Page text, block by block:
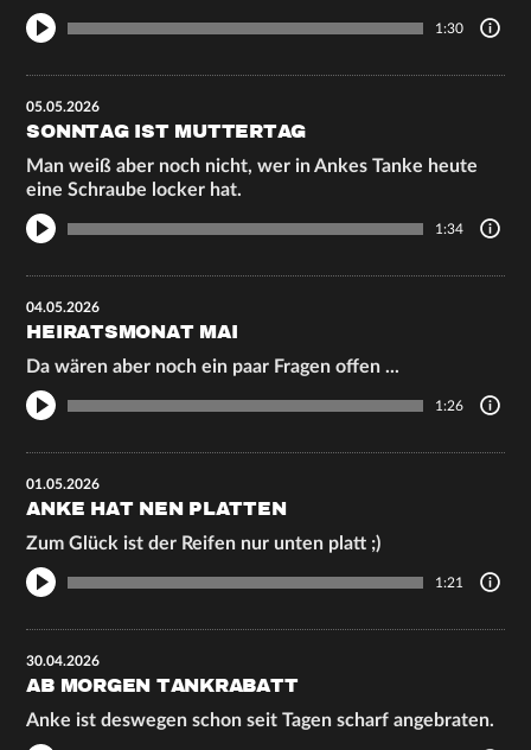
1:30
05.05.2026
SONNTAG IST MUTTERTAG
Man weiß aber noch nicht, wer in Ankes Tanke heute
eine Schraube locker hat.
1:34
04.05.2026
HEIRATSMONAT MAI
Da wären aber noch ein paar Fragen offen ...
1:26
01.05.2026
ANKE HAT NEN PLATTEN
Zum Glück ist der Reifen nur unten platt ;)
1:21
30.04.2026
AB MORGEN TANKRABATT
Anke ist deswegen schon seit Tagen scharf angebraten.